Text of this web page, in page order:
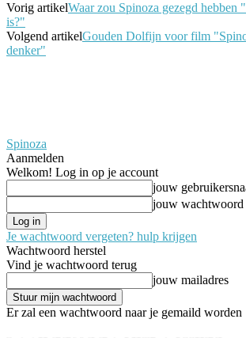
Vorig artikelWaar zou Spinoza gezegd hebben
is?"
Volgend artikelGouden Dolfijn voor film
denker"
Spinoza
Aanmelden
Welkom! Log in op je account
jouw
jouw wachtwoord
Je wachtwoord vergeten? hulp krijgen
Wachtwoord herstel
Vind je wachtwoord terug
jouw mailadres
Er zal een wachtwoord naar je gemaild worden